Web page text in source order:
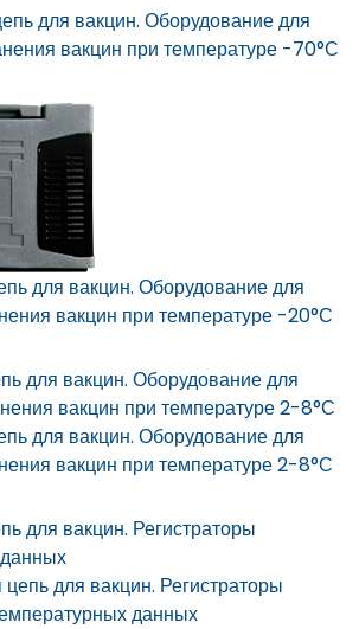
для вакцин. Оборудование для
вакцин при температуре -70°С
для вакцин. Оборудование для
вакцин при температуре -20°С
для вакцин. Оборудование для
вакцин при температуре 2-8°С
для вакцин. Регистраторы
данных